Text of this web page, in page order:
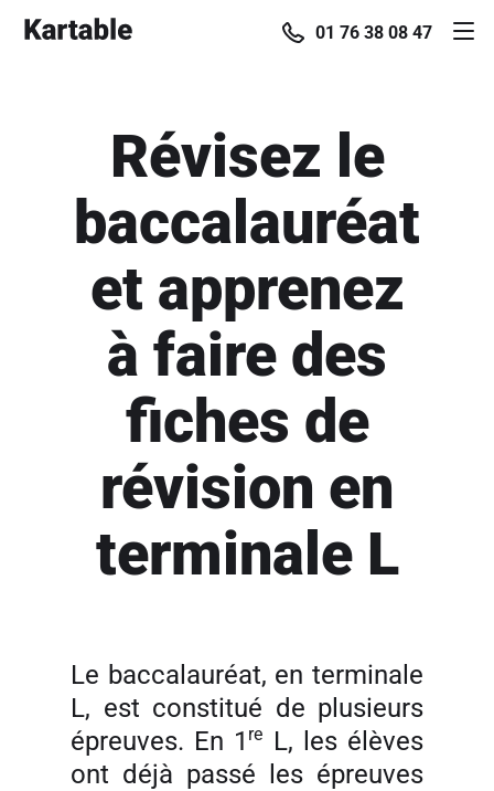
01 76 38 08 47
Révisez le
baccalauréat
et apprenez
à faire des
fiches de
révision en
terminale L
Le baccalauréat, en terminale
L, est constitué de plusieurs
épreuves. En 1 re
L, les élèves
ont déjà passé les épreuves